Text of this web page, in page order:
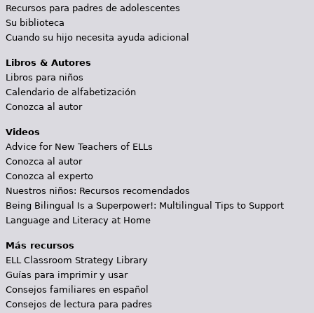
Recursos para padres de adolescentes
Su biblioteca
Cuando su hijo necesita ayuda adicional
Libros & Autores
Libros para niños
Calendario de alfabetización
Conozca al autor
Videos
Advice for New Teachers of ELLs
Conozca al autor
Conozca al experto
Nuestros niños: Recursos recomendados
Being Bilingual Is a Superpower!: Multilingual Tips to Support
Language and Literacy at Home
Más recursos
ELL Classroom Strategy Library
Guías para imprimir y usar
Consejos familiares en español
Consejos de lectura para padres